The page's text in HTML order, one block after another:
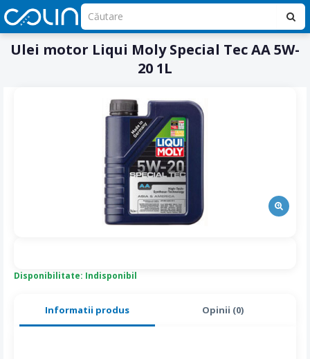
Ulei motor Liqui Moly Special Tec AA 5W-
20 1L
Informatii produs Opinii (0)
Disponibilitate: Indisponibil